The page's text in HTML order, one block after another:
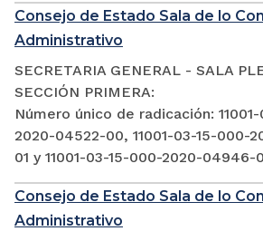
Consejo de Estado Sala de lo
Administrativo
SECRETARIA GENERAL - SALA
SECCIÓN PRIMERA:
Número único de radicación:
2020-04522-00, 11001-03-15-000-
01 y 11001-03-15-000-2020-04946-
Consejo de Estado Sala de lo
Administrativo